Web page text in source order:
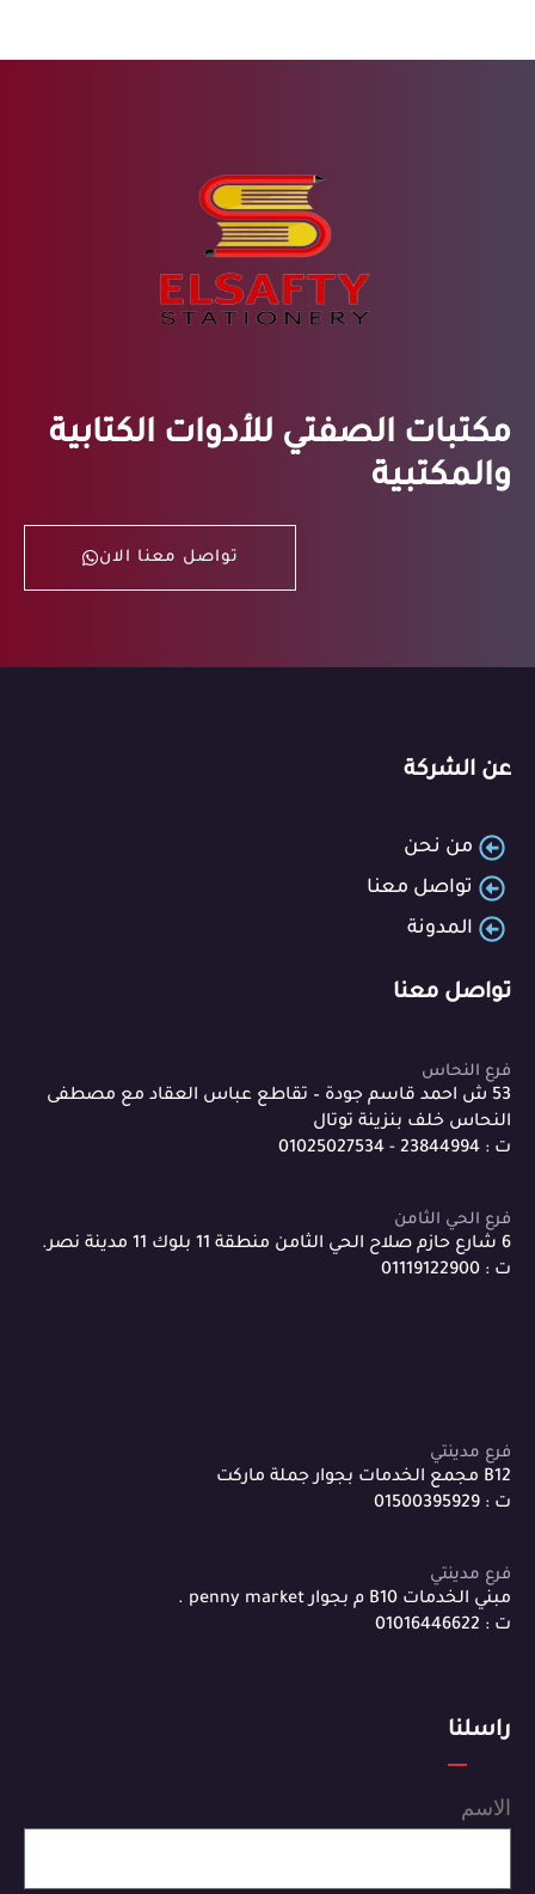
مكتبات الصفتي للأدوات الكتابية
والمكتبية
تواصل معنا الان
عن الشركة
من نحن
تواصل معنا
المدونة
تواصل معنا
فرع النحاس
53 ش احمد قاسم جودة – تقاطع عباس العقاد مع مصطفى
النحاس خلف بنزينة توتال
ت : 23844994 - 01025027534
فرع الحي الثامن
6 شارع حازم صلاح الحي الثامن منطقة 11 بلوك 11 مدينة نصر.
ت : 01119122900
فرع مدينتي
B12 مجمع الخدمات بجوار جملة ماركت
ت : 01500395929
فرع مدينتي
مبني الخدمات B10 م بجوار penny market .
ت : 01016446622
راسلنا
الاسم